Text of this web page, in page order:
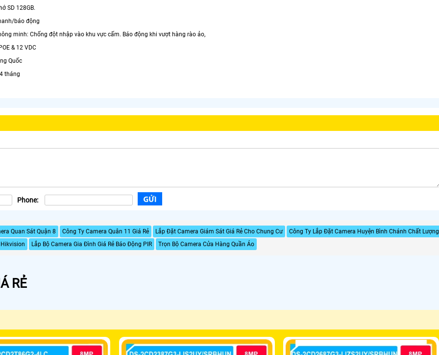
SD 128GB.
báo động
minh: Chống đột nhập vào khu vực cấm. Báo động khi vượt hàng rào ảo,
& 12 VDC
Quốc
tháng
Phone:
Quan Sát Quận 8 Công Ty Camera Quân 11 Giá Rẻ Lắp Đặt Camera Giám Sát Giá Rẻ Cho Chung Cư
Công Ty Lắp Đặt Camera Huyện Bình Chánh Chất Lượng
Lắp Bộ Camera Gia Đình Giá Rẻ Báo Động PIR Trọn Bộ Camera Cửa Hàng Quần Áo
RẺ